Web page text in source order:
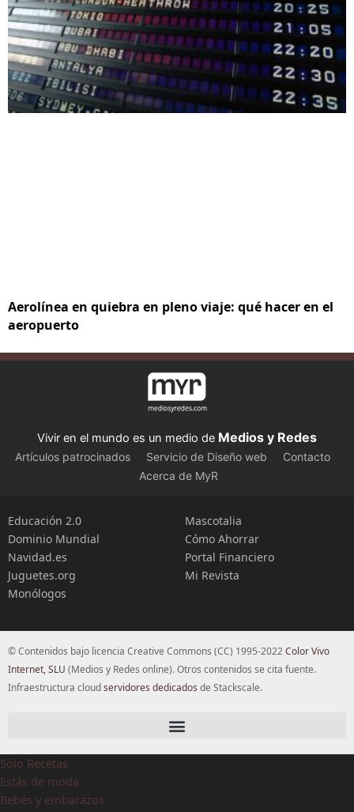
Aerolínea en quiebra en pleno viaje: qué hacer en el
aeropuerto
Vivir en el mundo es un medio de Medios y Redes
Artículos patrocinados Servicio de Diseño web
Contacto
Acerca de MyR
Educación 2.0
Dominio Mundial
Navidad.es
Juguetes.org
Monólogos
Mascotalia
Cómo Ahorrar
Portal Financiero
Mi Revista
© Contenidos bajo licencia Creative Commons (CC) 1995-2022Color Vivo
Internet, SLU (Medios y Redes online). Otros contenidos se cita fuente.
Infraestructura cloudservidores dedicados de Stackscale.
Solo Recetas
Estás de moda
Bebés y embarazos